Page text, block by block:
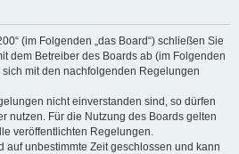
(im Folgenden „das Board“) schließen Sie
dem Betreiber des Boards ab (im Folgenden
sich mit den nachfolgenden Regelungen
nicht einverstanden sind, so dürfen
nutzen. Für die Nutzung des Boards gelten
veröffentlichten Regelungen.
auf unbestimmte Zeit geschlossen und kann